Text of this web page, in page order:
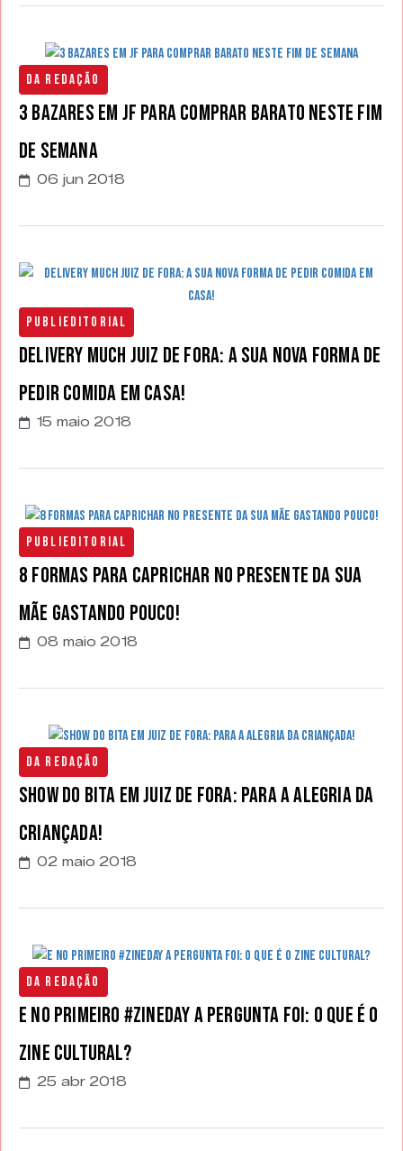
Da Redação
3 Bazares em JF para comprar barato neste fim
de semana
06 jun 2018
Publieditorial
Delivery Much Juiz de Fora: a sua nova forma de
pedir comida em casa!
15 maio 2018
Publieditorial
8 formas para caprichar no presente da sua
mãe gastando pouco!
08 maio 2018
Da Redação
Show do Bita em Juiz de Fora: para a alegria da
criançada!
02 maio 2018
Da Redação
E no primeiro #ZineDay a pergunta foi: o que é o
Zine Cultural?
25 abr 2018